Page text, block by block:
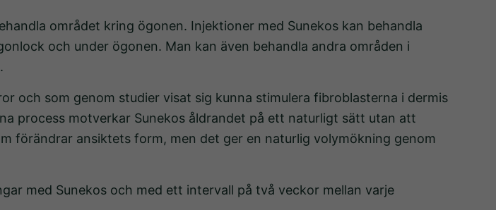
området kring ögonen. Injektioner med Sunekos kan behandla
och under ögonen. Man kan även behandla andra områden i
och som genom studier visat sig kunna stimulera fibroblasterna i dermis
process motverkar Sunekos åldrandet på ett naturligt sätt utan att
förändrar ansiktets form, men det ger en naturlig volymökning genom
med Sunekos och med ett intervall på två veckor mellan varje
Dessa kakor
går inte att
välja bort.
för att
hemsidan